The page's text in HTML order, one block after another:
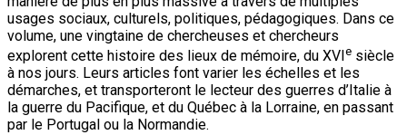
usages sociaux, culturels, politiques, pédagogiques. Dans ce
volume, une vingtaine de chercheuses et chercheurs
explorent cette histoire des lieux de mémoire, du XVIe siècle
à nos jours. Leurs articles font varier les échelles et les
démarches, et transporteront le lecteur des guerres d’Italie à
la guerre du Pacifique, et du Québec à la Lorraine, en passant
par le Portugal ou la Normandie.